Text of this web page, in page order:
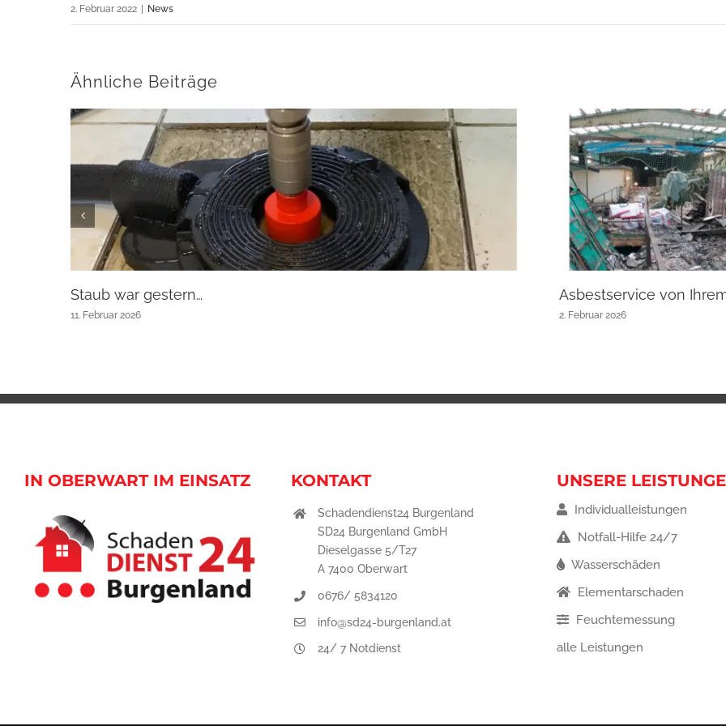
2. Februar 2022 News
Ähnliche Beiträge
Staub war gestern…
11. Februar 2026
Asbestservice von
2. Februar 2026
IN OBERWART IM EINSATZ KONTAKT
Schadendienst24 Burgenland
SD24 Burgenland GmbH
Dieselgasse 5/T27
A 7400 Oberwart
0676/ 5834120
info@sd24-burgenland.at
24/ 7 Notdienst
UNSERE
Individualleistungen
Notfall-Hilfe 24/7
Wasserschäden
Elementarschaden
Feuchtemessung
alle Leistungen